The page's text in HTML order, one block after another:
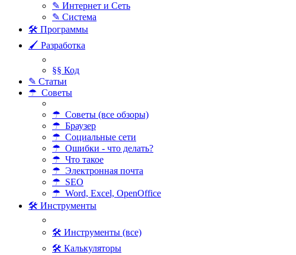
✎ Интернет и Сеть
✎ Система
🛠 Программы
🖌 Разработка
§§ Код
✎ Статьи
☂ Советы
☂ Советы (все обзоры)
☂ Браузер
☂ Социальные сети
☂ Ошибки - что делать?
☂ Что такое
☂ Электронная почта
☂ SEO
☂ Word, Excel, OpenOffice
🛠 Инструменты
🛠 Инструменты (все)
🛠 Калькуляторы